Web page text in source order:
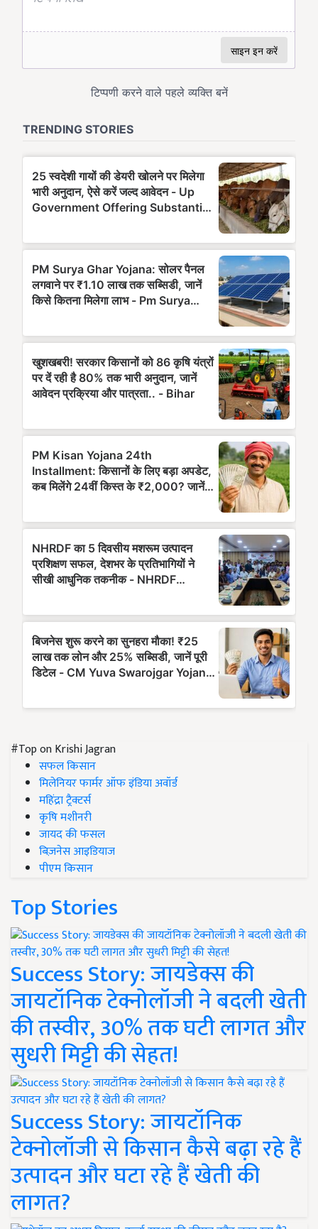
#Top on Krishi Jagran
सफल किसान
मिलेनियर फार्मर ऑफ इंडिया अवॉर्ड
महिंद्रा ट्रैक्टर्स
कृषि मशीनरी
जायद की फसल
बिज़नेस आइडियाज
पीएम किसान
Top Stories
Success Story: जायडेक्स की
जायटॉनिक टेक्नोलॉजी ने बदली खेती
की तस्वीर, 30% तक घटी लागत और
सुधरी मिट्टी की सेहत!
Success Story: जायटॉनिक
टेक्नोलॉजी से किसान कैसे बढ़ा रहे हैं
उत्पादन और घटा रहे हैं खेती की
लागत?